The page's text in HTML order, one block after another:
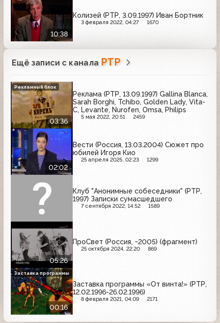
10:38
Колизей (РТР, 3.09.1997) Иван Бортник
3 февраля 2022, 04:27 1670
Ещё записи с канала РТР
03:36
Реклама (РТР, 13.09.1997) Gallina Blanca,
Sarah Borghi, Tchibo, Golden Lady, Vita-
C, Levante, Nurofen, Omsa, Philips
5 мая 2022, 20:51 2459
Рекламный блок
02:02
Вести (Россия, 13.03.2004) Сюжет про
юбилей Игоря Кио
25 апреля 2025, 02:23 1299
Клуб "Анонимные собеседники" (РТР,
1997) Записки сумасшедшего
7 сентября 2022, 14:52 1589
05:26
ПроСвет (Россия, ~2005) (фрагмент)
25 октября 2024, 22:20 869
00:16
Заставка программы «От винта!» (РТР,
12.02.1996-26.02.1996)
8 февраля 2021, 04:09 2171
Заставка программы